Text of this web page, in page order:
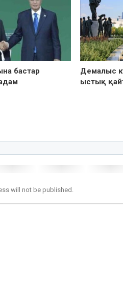
бастар
Демалыс
ыстық
will not be published.